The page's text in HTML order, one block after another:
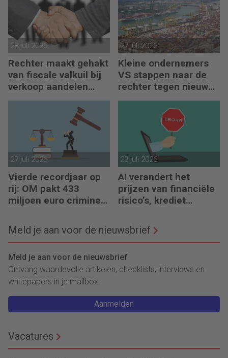
28 juli 2026
Rechter maakt gehakt
van fiscale valkuil bij
verkoop aandelen
door oprichters
27 juli 2026
Kleine ondernemers
VS stappen naar de
rechter tegen nieuwe
importheffingen
27 juli 2026
Vierde recordjaar op
rij: OM pakt 433
miljoen euro crimineel
23 juli 2026
AI verandert het
prijzen van financiële
risico’s, krediet
reacties op crises
Meld je aan voor de nieuwsbrief
Meld je aan voor de nieuwsbrief
Ontvang waardevolle artikelen, checklists, interviews en
whitepapers in je mailbox.
Aanmelden
Vacatures